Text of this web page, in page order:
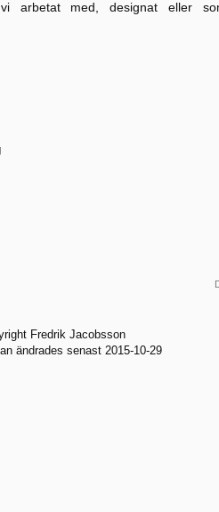
arbetat med, designat eller
Fredrik Jacobsson
ändrades senast 2015-10-29